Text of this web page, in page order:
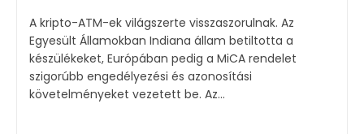
A kripto-ATM-ek világszerte visszaszorulnak. Az
Egyesült Államokban Indiana állam betiltotta a
készülékeket, Európában pedig a MiCA rendelet
szigorúbb engedélyezési és azonosítási
követelményeket vezetett be. Az...